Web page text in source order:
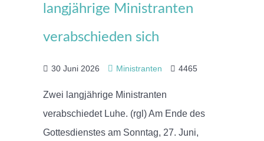
langjährige Ministranten
verabschieden sich
30 Juni 2026 Ministranten 4465
Zwei langjährige Ministranten
verabschiedet Luhe. (rgl) Am Ende des
Gottesdienstes am Sonntag, 27. Juni,